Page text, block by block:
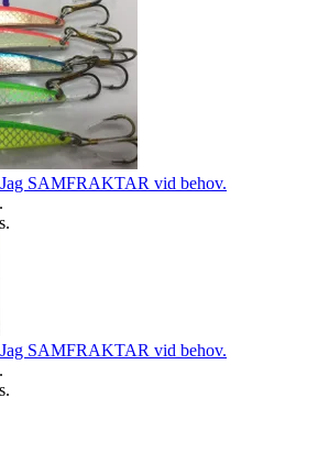
SAMFRAKTAR vid behov.
.
.
SAMFRAKTAR vid behov.
.
.